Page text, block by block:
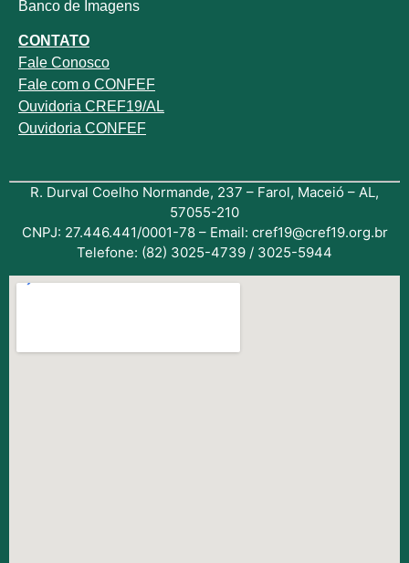
Banco de Imagens
CONTATO
Fale Conosco
Fale com o CONFEF
Ouvidoria CREF19/AL
Ouvidoria CONFEF
R. Durval Coelho Normande, 237 – Farol, Maceió – AL,
57055-210
CNPJ: 27.446.441/0001-78 – Email: cref19@cref19.org.br
Telefone: (82) 3025-4739 / 3025-5944